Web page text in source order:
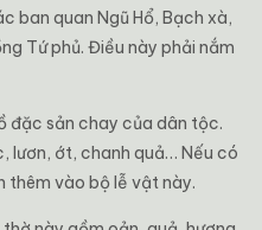
ban quan Ngũ Hổ, Bạch xà,
Tứ phủ. Điều này phải nắm
đặc sản chay của dân tộc.
lươn, ớt, chanh quả… Nếu có
thêm vào bộ lễ vật này.